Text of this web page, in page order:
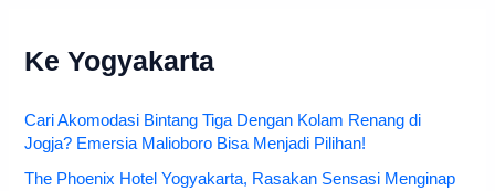
Ke Yogyakarta
Cari Akomodasi Bintang Tiga Dengan Kolam Renang di
Jogja? Emersia Malioboro Bisa Menjadi Pilihan!
The Phoenix Hotel Yogyakarta, Rasakan Sensasi Menginap